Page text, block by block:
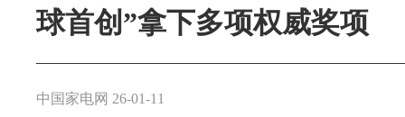
球首创”拿下多项权威奖项
中国家电网 26-01-11